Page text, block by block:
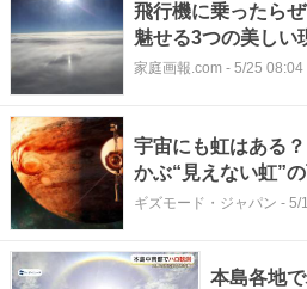
飛行機に乗ったら
魅せる3つの美しい
家庭画報.com - 5/25 08:04
宇宙にも虹はある
かぶ“見えない虹”
ギズモード・ジャパン - 5/
本島各地